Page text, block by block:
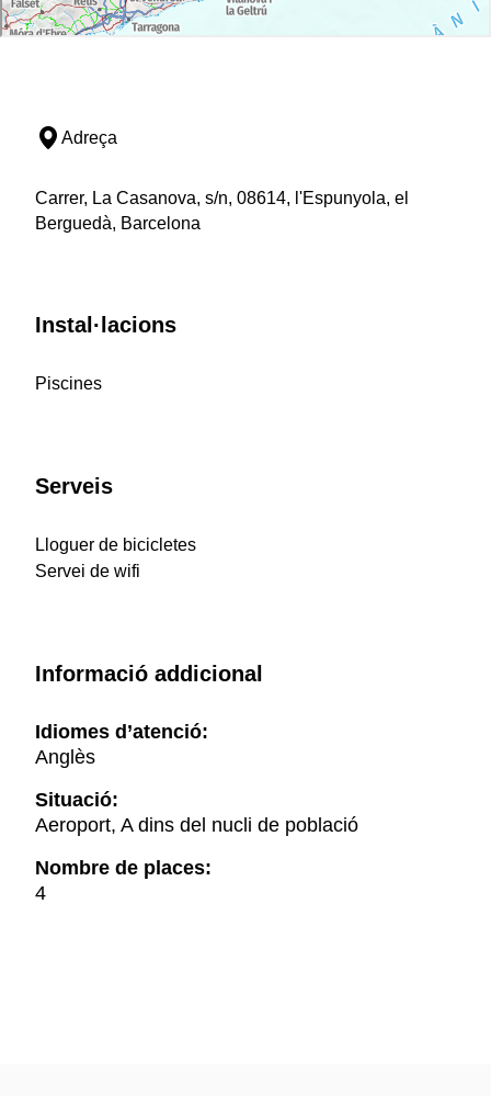
Adreça
Carrer, La Casanova, s/n, 08614, l'Espunyola, el
Berguedà, Barcelona
Instal·lacions
Piscines
Serveis
Lloguer de bicicletes
Servei de wifi
Informació addicional
Idiomes d’atenció:
Anglès
Situació:
Aeroport, A dins del nucli de població
Nombre de places:
4